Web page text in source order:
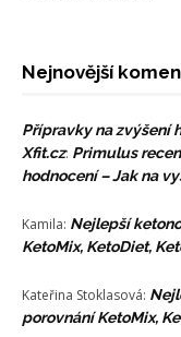
Nejnovější
Přípravky na zvýšení
Xfit.cz: Primulus
hodnocení – Jak na
Kamila: Nejlepší
KetoMix, KetoDiet,
Kateřina Stoklasová:
porovnání KetoMix,